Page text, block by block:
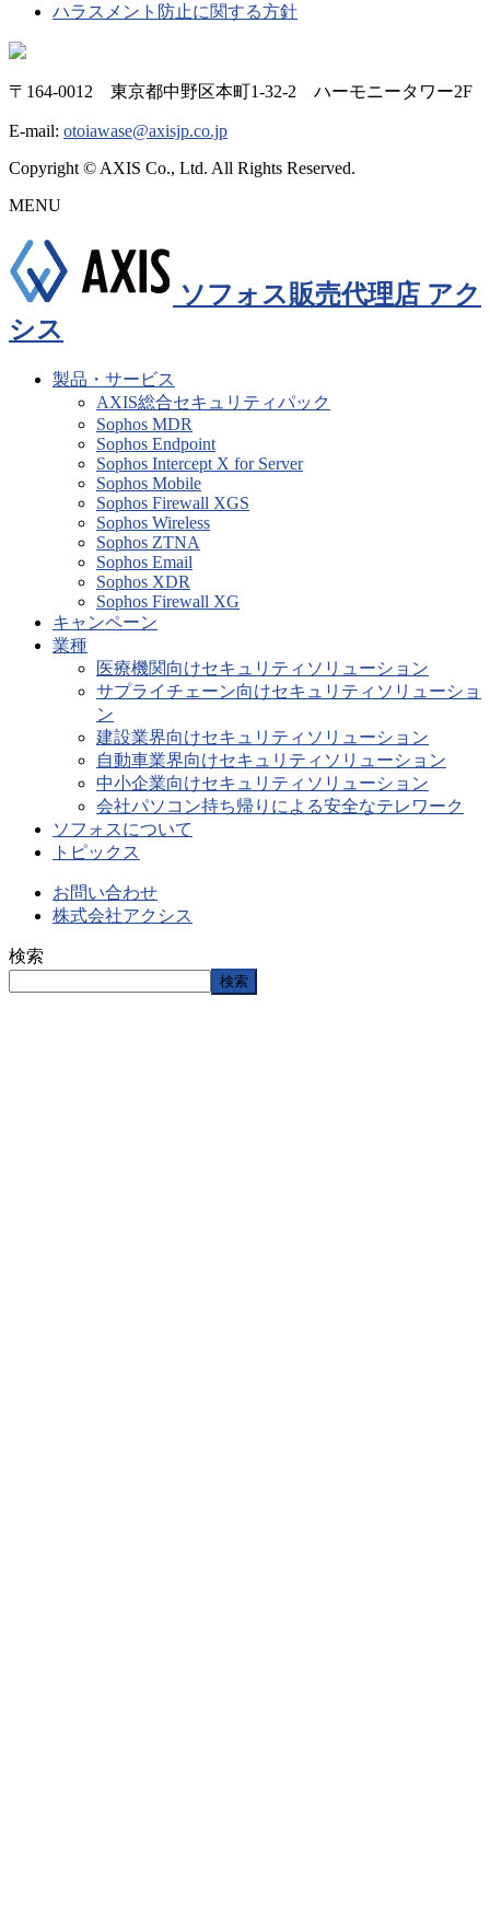
ハラスメント防止に関する方針
〒164-0012 東京都中野区本町1-32-2 ハーモニータワー2F
E-mail: otoiawase@axisjp.co.jp
Copyright © AXIS Co., Ltd. All Rights Reserved.
MENU
ソフォス販売代理店 アク
シス
製品・サービス
AXIS総合セキュリティパック
Sophos MDR
Sophos Endpoint
Sophos Intercept X for Server
Sophos Mobile
Sophos Firewall XGS
Sophos Wireless
Sophos ZTNA
Sophos Email
Sophos XDR
Sophos Firewall XG
キャンペーン
業種
医療機関向けセキュリティソリューション
サプライチェーン向けセキュリティソリューショ
ン
建設業界向けセキュリティソリューション
自動車業界向けセキュリティソリューション
中小企業向けセキュリティソリューション
会社パソコン持ち帰りによる安全なテレワーク
ソフォスについて
トピックス
お問い合わせ
株式会社アクシス
検索
検索